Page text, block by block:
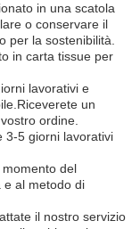
in una scatola
o conservare il
per la sostenibilità.
in carta tissue per
lavorativi e
un
ordine.
3-5 giorni lavorativi
del
e al metodo di
il nostro servizio